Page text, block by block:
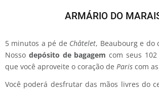
ARMÁRIO DO
5 minutos a pé de Châtelet, Beaubourg e do
Nosso depósito de bagagem com seus
que você aproveite o coração de Paris com
Você poderá desfrutar das mãos livres do